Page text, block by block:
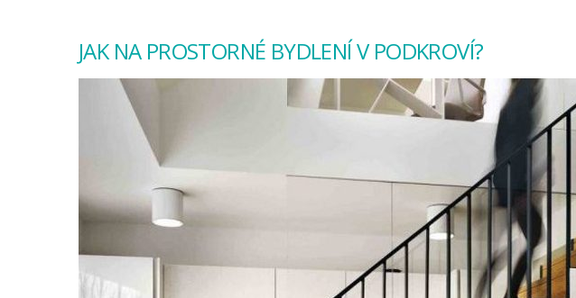
JAK NA PROSTORNÉ BYDLENÍ V PODKROVÍ?